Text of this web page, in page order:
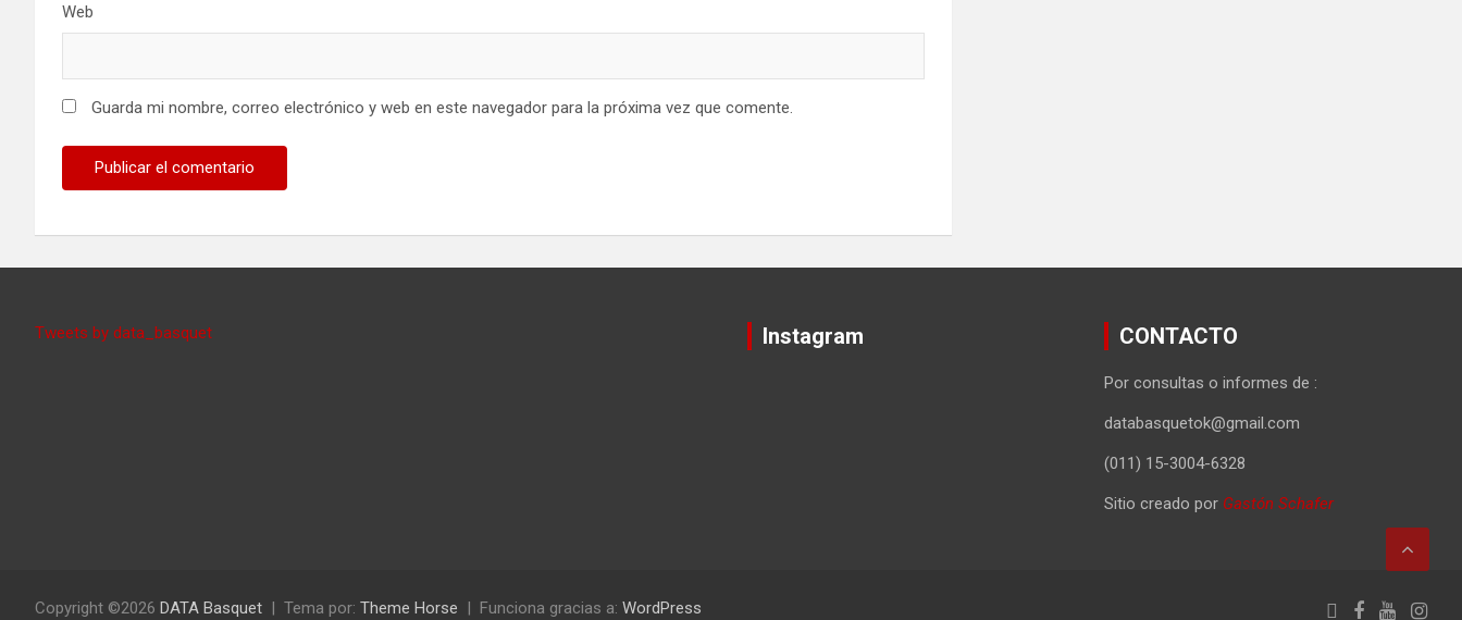
Web
Guarda mi nombre, correo electrónico y web en este navegador para la próxima vez que comente.
Tweets by data_basquet Instagram CONTACTO
Por consultas o informes de :
databasquetok@gmail.com
(011) 15-3004-6328
Sitio creado por Gastón Schafer
Copyright ©2026 DATA Basquet Tema por: Theme Horse Funciona gracias a: WordPress